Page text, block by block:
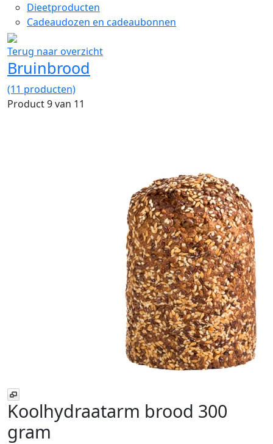
Dieetproducten
Cadeaudozen en cadeaubonnen
Terug naar overzicht
Bruinbrood
(11 producten)
Product 9 van 11
Koolhydraatarm brood 300
gram